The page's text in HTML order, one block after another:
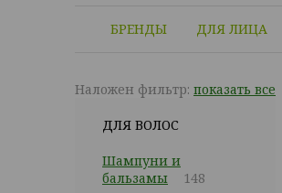
БРЕНДЫ ДЛЯ ЛИЦА
Наложен фильтр: показать все
ДЛЯ ВОЛОС
Шампуни и
бальзамы
148